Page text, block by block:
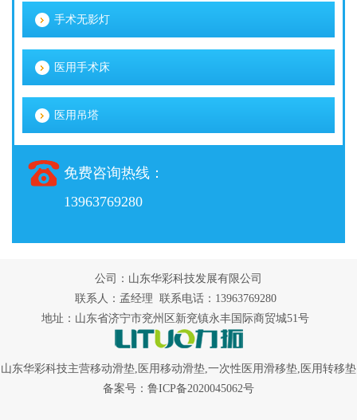
手术无影灯
医用手术床
医用吊塔
免费咨询热线：
13963769280
公司：山东华彩科技发展有限公司
联系人：孟经理 联系电话：13963769280
地址：山东省济宁市兖州区新兖镇永丰国际商贸城51号
山东华彩科技主营移动滑垫 医用移动滑垫 一次性医用滑移垫 ,医用转移垫
备案号： 鲁ICP备2020045062号